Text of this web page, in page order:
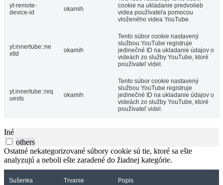
yt-remote-
device-id
okamih
cookie na ukladanie predvolieb
videa používateľa pomocou
vloženého videa YouTube.
yt.innertube::ne
xtId
okamih
Tento súbor cookie nastavený
službou YouTube registruje
jedinečné ID na ukladanie údajov o
videách zo služby YouTube, ktoré
používateľ videl.
yt.innertube::req
uests
okamih
Tento súbor cookie nastavený
službou YouTube registruje
jedinečné ID na ukladanie údajov o
videách zo služby YouTube, ktoré
používateľ videl.
Iné
others
Ostatné nekategorizované súbory cookie sú tie, ktoré sa ešte
analyzujú a neboli ešte zaradené do žiadnej kategórie.
Sušenka Trvanie Popis